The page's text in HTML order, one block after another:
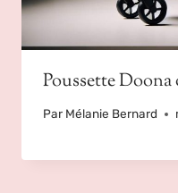
Poussette
Par Mélanie Bernard